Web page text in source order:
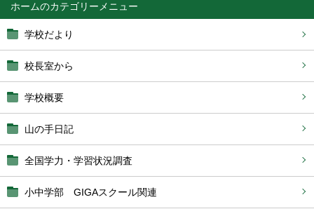
ホーム
学校だより
校長室から
学校概要
山の手日記
全国学力・学習状況調査
小中学部 GIGAスクール関連